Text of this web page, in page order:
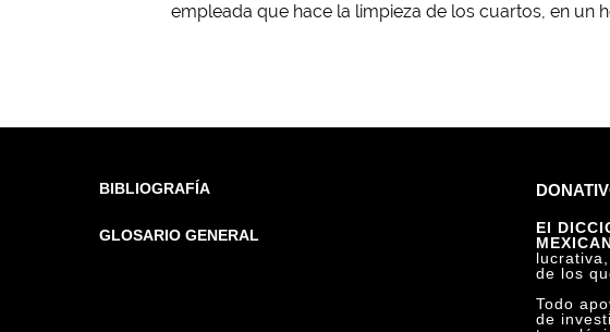
empleada que hace la limpieza de los cuartos, en un
BIBLIOGRAFÍA
GLOSARIO GENERAL
El
de los
Todo
de